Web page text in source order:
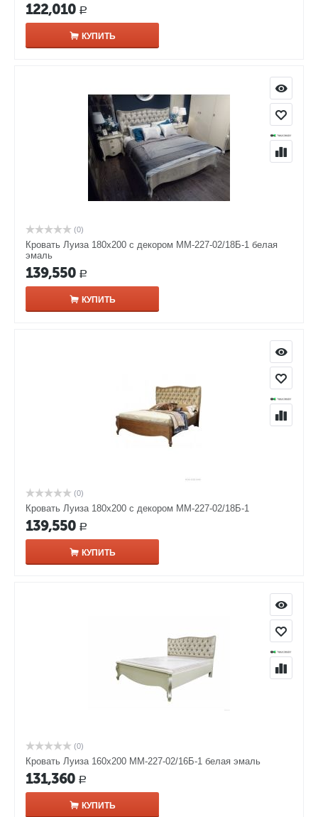
122,010 Р
КУПИТЬ
(0)
Кровать Луиза 180х200 с декором ММ-227-02/18Б-1 белая
эмаль
139,550 Р
КУПИТЬ
(0)
Кровать Луиза 180х200 с декором ММ-227-02/18Б-1
139,550 Р
КУПИТЬ
(0)
Кровать Луиза 160х200 ММ-227-02/16Б-1 белая эмаль
131,360 Р
КУПИТЬ